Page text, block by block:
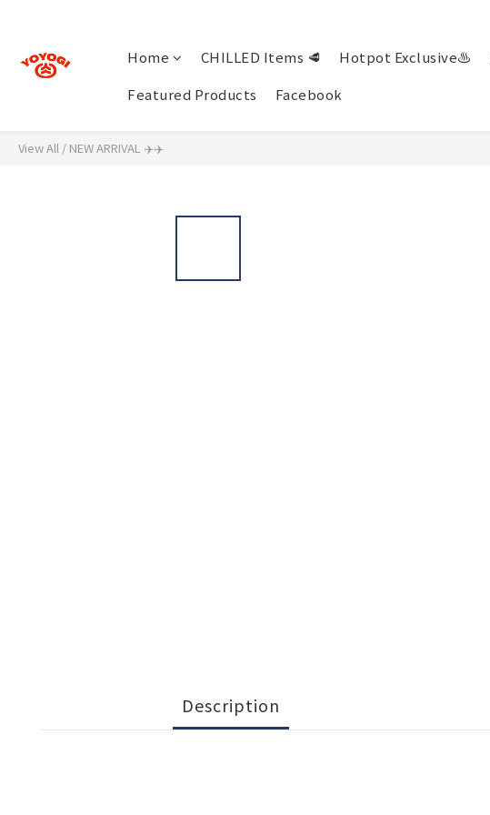
Home CHILLED Items 🥩 Hotpot Exclusive♨️
Featured Products
Facebook
View All / NEW ARRIVAL ✈️✈️
Description